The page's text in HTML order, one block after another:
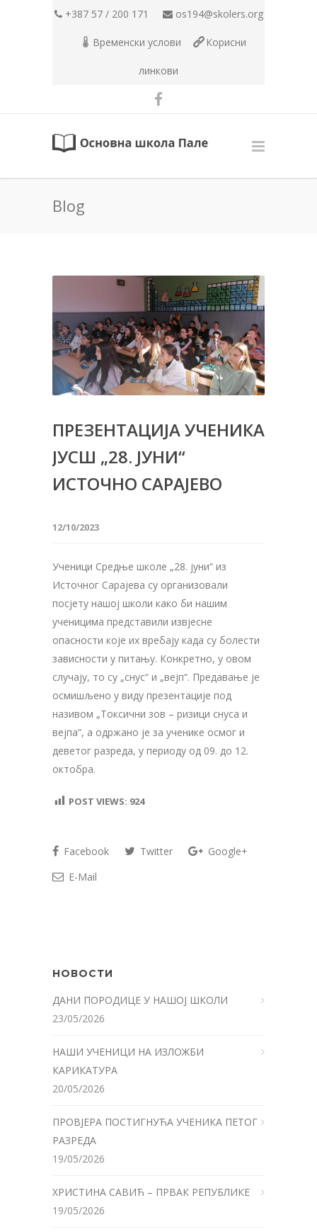
+387 57 / 200 171 os194@skolers.org
Временски услови Корисни
линкови
Blog
ПРЕЗЕНТАЦИЈА УЧЕНИКА
ЈУСШ „28. ЈУНИ“
ИСТОЧНО САРАЈЕВО
12/10/2023
Ученици Средње школе „28. јуни“ из
Источног Сарајева су организовали
посјету нашој школи како би нашим
ученицима представили извјесне
опасности које их вребају када су болести
зависности у питању. Конкретно, у овом
случају, то су „снус“ и „вејп“. Предавање је
осмишљено у виду презентације под
називом „Токсични зов – ризици снуса и
вејпа“, а одржано је за ученике осмог и
деветог разреда, у периоду од 09. до 12.
октобра.
POST VIEWS: 924
Facebook Twitter
Google+
E-Mail
НОВОСТИ
ДАНИ ПОРОДИЦЕ У НАШОЈ ШКОЛИ
23/05/2026
НАШИ УЧЕНИЦИ НА ИЗЛОЖБИ
КАРИКАТУРА
20/05/2026
ПРОВЈЕРА ПОСТИГНУЋА УЧЕНИКА ПЕТОГ
РАЗРЕДА
19/05/2026
ХРИСТИНА САВИЋ – ПРВАК РЕПУБЛИКЕ
19/05/2026